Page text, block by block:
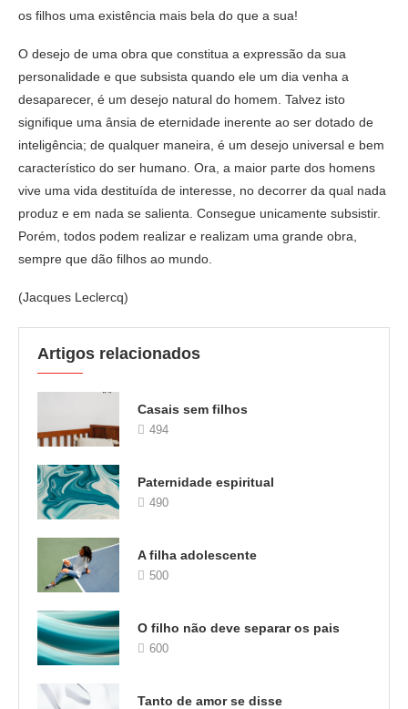
os filhos uma existência mais bela do que a sua!
O desejo de uma obra que constitua a expressão da sua
personalidade e que subsista quando ele um dia venha a
desaparecer, é um desejo natural do homem. Talvez isto
signifique uma ânsia de eternidade inerente ao ser dotado de
inteligência; de qualquer maneira, é um desejo universal e bem
característico do ser humano. Ora, a maior parte dos homens
vive uma vida destituída de interesse, no decorrer da qual nada
produz e em nada se salienta. Consegue unicamente subsistir.
Porém, todos podem realizar e realizam uma grande obra,
sempre que dão filhos ao mundo.
(Jacques Leclercq)
Artigos relacionados
Casais sem filhos
494
Paternidade espiritual
490
A filha adolescente
500
O filho não deve separar os pais
600
Tanto de amor se disse